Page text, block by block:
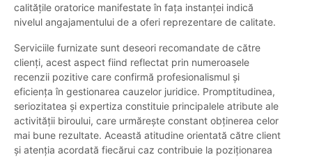
calitățile oratorice manifestate în fața instanței indică
nivelul angajamentului de a oferi reprezentare de calitate.
Serviciile furnizate sunt deseori recomandate de către
clienți, acest aspect fiind reflectat prin numeroasele
recenzii pozitive care confirmă profesionalismul și
eficiența în gestionarea cauzelor juridice. Promptitudinea,
seriozitatea și expertiza constituie principalele atribute ale
activității biroului, care urmărește constant obținerea celor
mai bune rezultate. Această atitudine orientată către client
și atenția acordată fiecărui caz contribuie la poziționarea